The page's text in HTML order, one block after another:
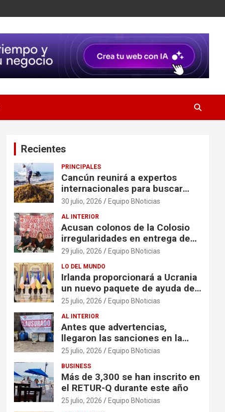
Recientes
PRINCIPALES
Cancún reunirá a expertos
internacionales para buscar
soluciones al problema del
30 julio, 2026 Equipo BNoticias
AL INTERIOR
Acusan colonos de la Colosio
irregularidades en entrega de
escrituras
29 julio, 2026 Equipo BNoticias
LO DEL MUNDO
Irlanda proporcionará a Ucrania
un nuevo paquete de ayuda de
125 millones de euros
25 julio, 2026 Equipo BNoticias
AL INTERIOR
Antes que advertencias,
llegaron las sanciones en la
colonia El Milagro
25 julio, 2026 Equipo BNoticias
BUSINESS
Más de 3,300 se han inscrito en
el RETUR-Q durante este año
25 julio, 2026 Equipo BNoticias